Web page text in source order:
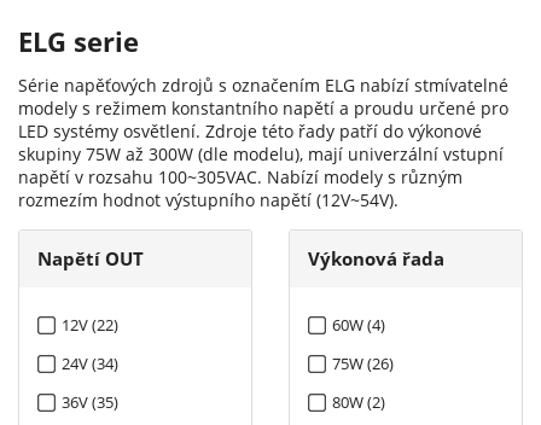
ELG serie
Série napěťových zdrojů s označením ELG nabízí stmívatelné
modely s režimem konstantního napětí a proudu určené pro
LED systémy osvětlení. Zdroje této řady patří do výkonové
skupiny 75W až 300W (dle modelu), mají univerzální vstupní
napětí v rozsahu 100~305VAC. Nabízí modely s různým
rozmezím hodnot výstupního napětí (12V~54V).
Napětí OUT
12V (22)
24V (34)
36V (35)
Výkonová řada
60W (4)
75W (26)
80W (2)